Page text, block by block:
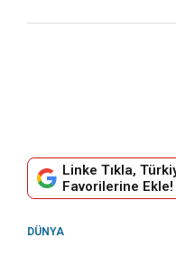
Linke Tıkla,
Favorilerine Ekle!
DÜNYA